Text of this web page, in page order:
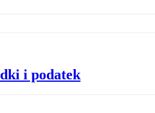
i podatek